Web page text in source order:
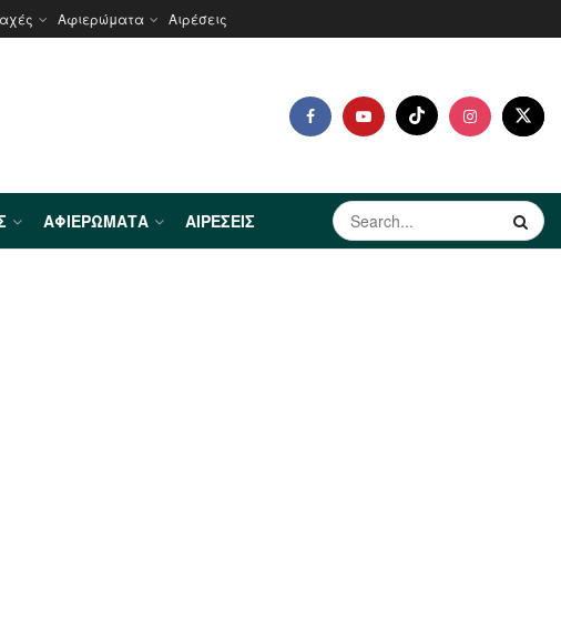
Αφιερώματα Αιρέσεις
ΑΦΙΕΡΏΜΑΤΑ ΑΙΡΈΣΕΙΣ